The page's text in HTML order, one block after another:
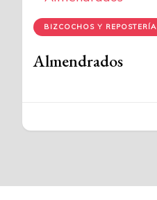
BIZCOCHOS Y REPOSTERÍA
Almendrados